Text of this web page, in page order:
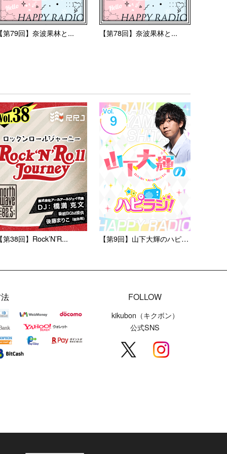
第79回】奈波果林と... 【第78回】奈波果林と...
第38回】Rock’N’R... 【第9回】山下大輝のハピラジ...
FOLLOW
kikubon（キクボン）
公式SNS